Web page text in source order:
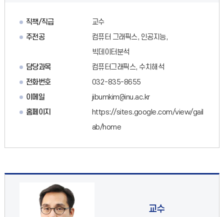
직책/직급
교수
주전공
컴퓨터 그래픽스, 인공지능,
빅데이터분석
담당과목
컴퓨터그래픽스, 수치해석
전화번호
032-835-8655
이메일
jibumkim@inu.ac.kr
홈페이지
https://sites.google.com/view/gail
ab/home
교수